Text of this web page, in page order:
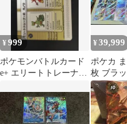
¥999
ポケモンバトルカード
e+ エリートトレーナー
P004）
¥39,999
ポケカ
枚 ブラ
25thピカ